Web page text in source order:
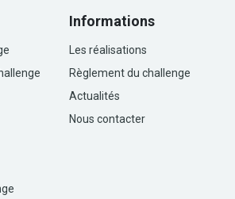
Informations
Les réalisations
Règlement du challenge
Actualités
Nous contacter